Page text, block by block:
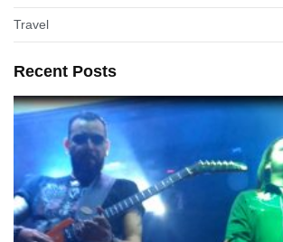
Travel
Recent Posts